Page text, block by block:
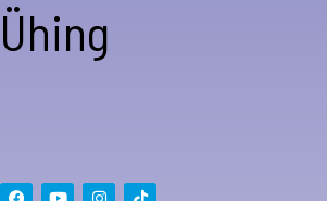
Ühing
F
Y
I
T